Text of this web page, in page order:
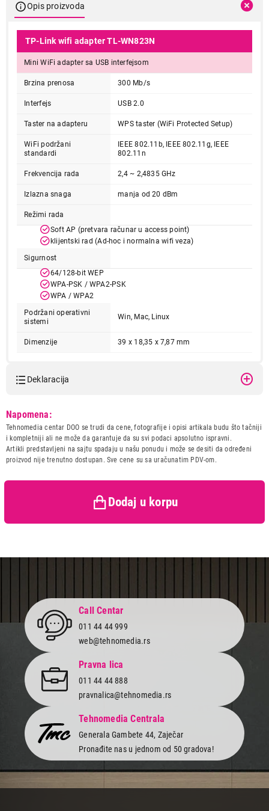
Opis proizvoda
TP-Link wifi adapter TL-WN823N
Mini WiFi adapter sa USB interfejsom
Brzina prenosa 300 Mb/s
Interfejs USB 2.0
Taster na adapteru WPS taster (WiFi Protected Setup)
WiFi podržani
standardi
IEEE 802.11b, IEEE 802.11g, IEEE
802.11n
Frekvencija rada 2,4 ~ 2,4835 GHz
Izlazna snaga manja od 20 dBm
Režimi rada
Soft AP (pretvara računar u access point)
klijentski rad (Ad-hoc i normalna wifi veza)
Sigurnost
64/128-bit WEP
WPA-PSK / WPA2-PSK
WPA / WPA2
Podržani operativni
sistemi
Win, Mac, Linux
Dimenzije 39 x 18,35 x 7,87 mm
Deklaracija
Naziv i vrsta robe:
MREZNA OPREMA
Uvoznik:
Comtrade Distribution d.o.o.
Zemlja porekla:
Kina
kupaca po osnovu zakona o
Napomena:
Tehnomedia centar DOO se trudi da cene, fotografije i opisi artikala budu što tačniji
i kompletniji ali ne može da garantuje da su svi podaci apsolutno ispravni.
Artikli predstavljeni na sajtu spadaju u našu ponudu i može se desiti da određeni
proizvod nije trenutno dostupan. Sve cene su sa uračunatim PDV-om.
Dodaj u korpu
1.999,00
MREŽNA OPREMA
TP-LINK TL-WN823N USB
Proizvod je dodat u korpu.
Ukupno u korpi:0,00
Call Centar
011 44 44 999
web@tehnomedia.rs
Pravna lica
011 44 44 888
pravnalica@tehnomedia.rs
Tehnomedia Centrala
Generala Gambete 44, Zaječar
Pronađite nas u jednom od 50 gradova!